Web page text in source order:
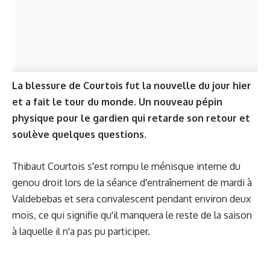
La blessure de Courtois fut la nouvelle du jour hier
et a fait le tour du monde. Un nouveau pépin
physique pour le gardien qui retarde son retour et
soulève quelques questions.
Thibaut Courtois s'est rompu le ménisque interne du
genou droit lors de la séance d'entraînement de mardi à
Valdebebas et sera convalescent pendant environ deux
mois, ce qui signifie qu'il manquera le reste de la saison
à laquelle il n'a pas pu participer.